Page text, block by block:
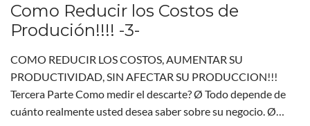
Como Reducir los Costos de
Produción!!!! -3-
COMO REDUCIR LOS COSTOS, AUMENTAR SU
PRODUCTIVIDAD, SIN AFECTAR SU PRODUCCION!!!
Tercera Parte Como medir el descarte? Ø Todo depende de
cuánto realmente usted desea saber sobre su negocio. Ø…